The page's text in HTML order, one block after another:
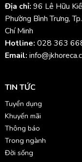
Địa chỉ: 96 Lê Hữu
Phường Bình Trưng,
Chí Minh
Hotline: 028 363
Email:
TIN TỨC
Tuyển dụng
Khuyến mãi
Thông báo
Trong ngành
Đời sống